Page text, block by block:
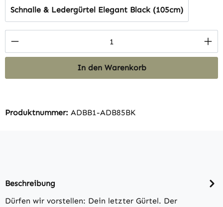
Schnalle & Ledergürtel Elegant Black (105cm)
Produkt Anzahl: Gib den gewünschten
In den Warenkorb
Produktnummer: ADBB1-ADB85BK
Beschreibung
Dürfen wir vorstellen: Dein letzter Gürtel. Der